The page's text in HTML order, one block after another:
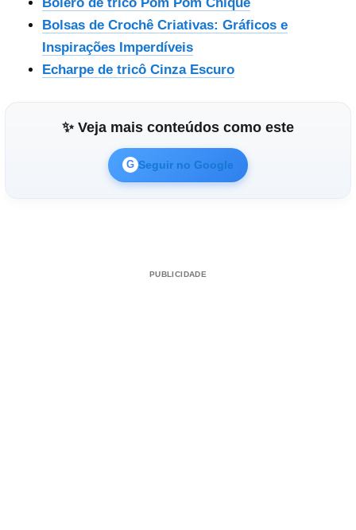
Bolsas de Crochê Criativas: Gráficos e
Inspirações Imperdíveis
Echarpe de tricô Cinza Escuro
✨ Veja mais conteúdos como este
G Seguir no Google
PUBLICIDADE